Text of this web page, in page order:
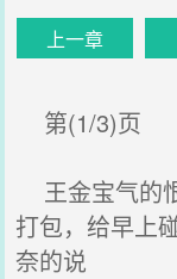
上一章
第(1/3)页
王金宝气的
打包，给早上
奈的说